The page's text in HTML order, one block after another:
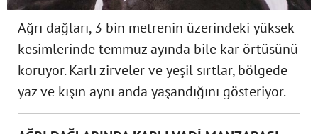
Ağrı dağları, 3 bin metrenin üzerindeki yüksek
kesimlerinde temmuz ayında bile kar örtüsünü
koruyor. Karlı zirveler ve yeşil sırtlar, bölgede
yaz ve kışın aynı anda yaşandığını gösteriyor.